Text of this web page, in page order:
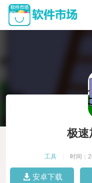
极速
工具 时间：
安卓下载